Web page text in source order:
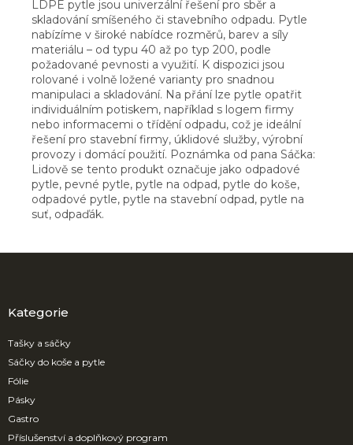
LDPE pytle jsou univerzální řešení pro sběr a
skladování smíšeného či stavebního odpadu. Pytle
nabízíme v široké nabídce rozměrů, barev a síly
materiálu – od typu 40 až po typ 200, podle
požadované pevnosti a využití. K dispozici jsou
rolované i volně ložené varianty pro snadnou
manipulaci a skladování. Na přání lze pytle opatřit
individuálním potiskem, například s logem firmy
nebo informacemi o třídění odpadu, což je ideální
řešení pro stavební firmy, úklidové služby, výrobní
provozy i domácí použití. Poznámka od pana Sáčka:
Lidově se tento produkt označuje jako odpadové
pytle, pevné pytle, pytle na odpad, pytle do koše,
odpadové pytle, pytle na stavební odpad, pytle na
suť, odpaďák.
aKategorie
Tašky a sáčky
Sáčky do koše a pytle
Fólie
Pásky
Gastro
Příslušenství a doplňkový program